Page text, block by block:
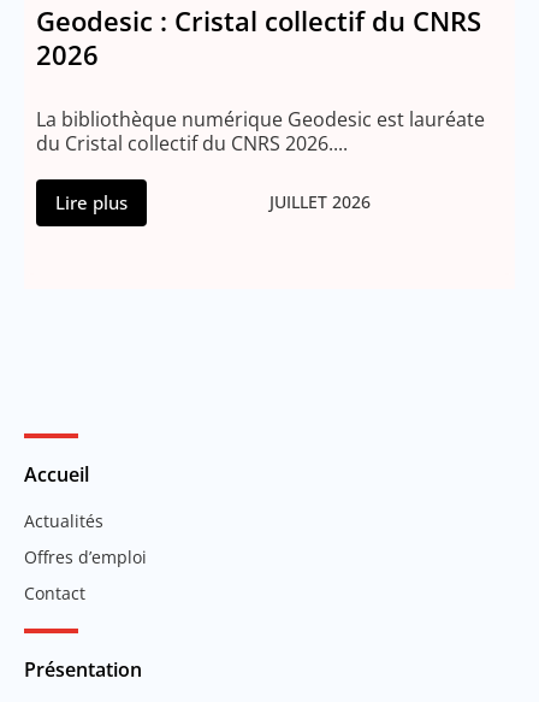
Geodesic : Cristal collectif du CNRS
2026
La bibliothèque numérique Geodesic est lauréate
du Cristal collectif du CNRS 2026....
Lire plus JUILLET 2026
Accueil
Actualités
Offres d’emploi
Contact
Présentation